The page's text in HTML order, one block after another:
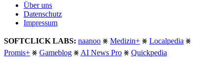
Über uns
Datenschutz
Impressum
SOFTCLICK LABS: naanoo ⨳ Medizin+ ⨳ Localpedia ⨳
Promis+ ⨳ Gameblog ⨳ AI News Pro ⨳ Quickpedia